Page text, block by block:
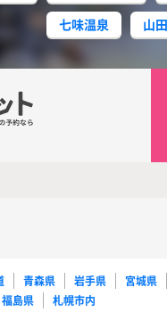
七味温泉
山
青森県 岩手県 宮城県
福島県 札幌市内